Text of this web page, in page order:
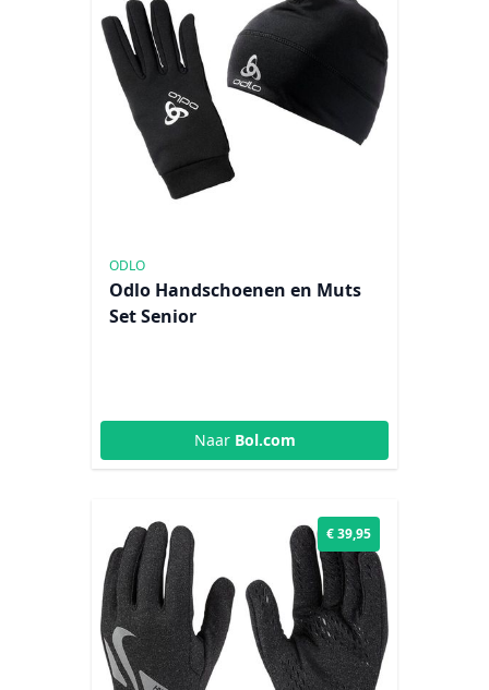
ODLO
Odlo Handschoenen en Muts
Set Senior
Naar Bol.com
€ 39,95